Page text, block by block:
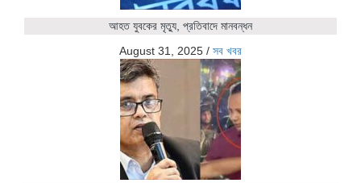
আহত যুবকের মৃত্যু, প্রতিবাদে মানবন্ধন
August 31, 2025 / সব খবর